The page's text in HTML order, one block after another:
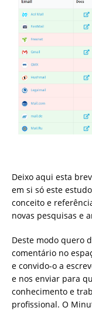
Deixo aqui esta
em si só este
conceito e
novas pesquisas e
Deste modo quero
comentário no
e convido-o a
e nos enviar para
conhecimento e
profissional. O